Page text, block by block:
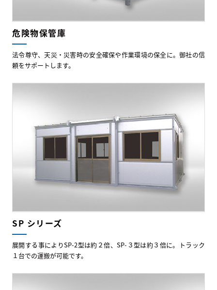
危険物保管庫
法令尊守、天災・災害時の安全確保や作業環境の保全に。御社の信
頼をサポートします。
SP シリーズ
展開する事によりSP-2型は約２倍、SP-３型は約３倍に。トラック
１台での運搬が可能です。